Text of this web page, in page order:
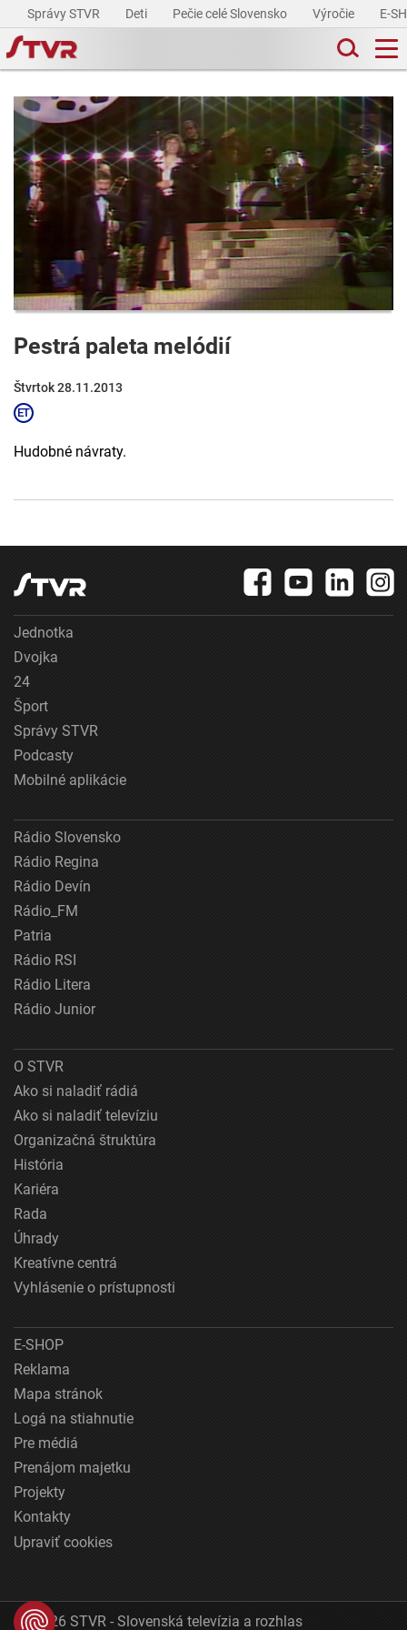
Správy STVR Deti Pečie celé Slovensko Výročie E-
Pestrá paleta melódií
Štvrtok 28.11.2013
Hudobné návraty.
Jednotka
Dvojka
24
Šport
Správy STVR
Podcasty
Mobilné aplikácie
Rádio Slovensko
Rádio Regina
Rádio Devín
Rádio_FM
Patria
Rádio RSI
Rádio Litera
Rádio Junior
O STVR
Ako si naladiť rádiá
Ako si naladiť televíziu
Organizačná štruktúra
História
Kariéra
Rada
Úhrady
Kreatívne centrá
Vyhlásenie o prístupnosti
E-SHOP
Reklama
Mapa stránok
Logá na stiahnutie
Pre médiá
Prenájom majetku
Projekty
Kontakty
Upraviť cookies
© 2026 STVR - Slovenská televízia a rozhlas